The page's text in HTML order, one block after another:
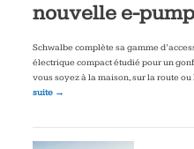
nouvelle e-pump
Schwalbe complète sa gamme
électrique compact étudié pour un
vous soyez à la maison, sur la route
suite →